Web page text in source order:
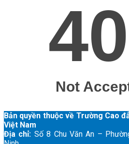
Bản quyền thuộc về Trường Cao
Việt Nam
Địa chỉ: Số 8 Chu Văn An –